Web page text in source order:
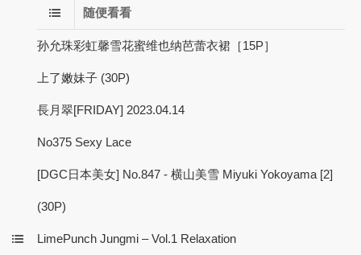
随便看看
孙允珠彩虹馨雪花蜜维也纳芭蕾衣裙［15P］
上了嫩妹子 (30P)
長月翠[FRIDAY] 2023.04.14
No375 Sexy Lace
[DGC日本美女] No.847 - 横山美雪 Miyuki Yokoyama [2]
(30P)
LimePunch Jungmi – Vol.1 Relaxation